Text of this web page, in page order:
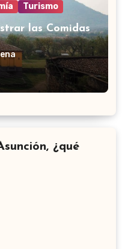
Turismo
las Comidas
¿qué